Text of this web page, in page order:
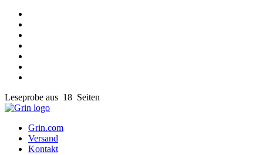
Leseprobe aus 18 Seiten
Grin.com
Versand
Kontakt